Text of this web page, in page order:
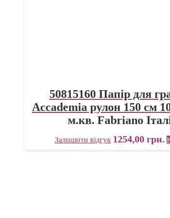
50815160 Папір для
Accademia рулон 150 см
м.кв. Fabriano
Залишити відгук 1254,00 грн.